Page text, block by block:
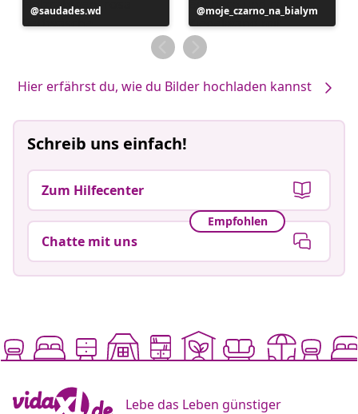
Beitrag
veröffentlicht
saudades.wd
Beitrag
veröffentlicht
von
moje_czarno_na_bialym
Hier erfährst du, wie du Bilder hochladen kannst
Schreib uns einfach!
Zum Hilfecenter
Empfohlen
Chatte mit uns
Lebe das Leben günstiger